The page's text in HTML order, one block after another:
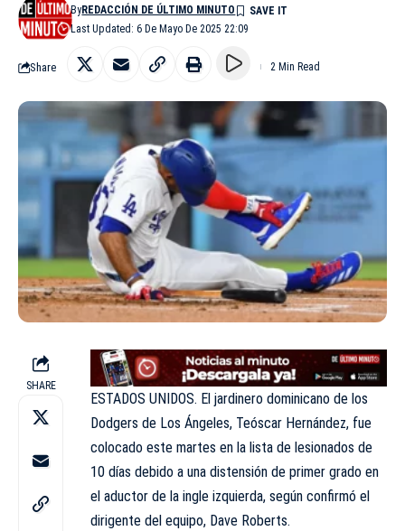
Last Updated: 6 De Mayo De 2025 22:09
ByREDACCIÓN DE ÚLTIMO MINUTO
Share 2 Min Read
SHARE
ESTADOS UNIDOS. El jardinero dominicano de los
Dodgers de Los Ángeles, Teóscar Hernández, fue
colocado este martes en la lista de lesionados de
10 días debido a una distensión de primer grado en
el aductor de la ingle izquierda, según confirmó el
dirigente del equipo, Dave Roberts.